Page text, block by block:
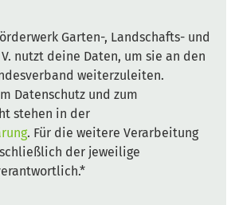
Garten-, Landschafts- und
nutzt deine Daten, um sie an den
weiterzuleiten.
Datenschutz und zum
stehen in der
. Für die weitere Verarbeitung
der jeweilige